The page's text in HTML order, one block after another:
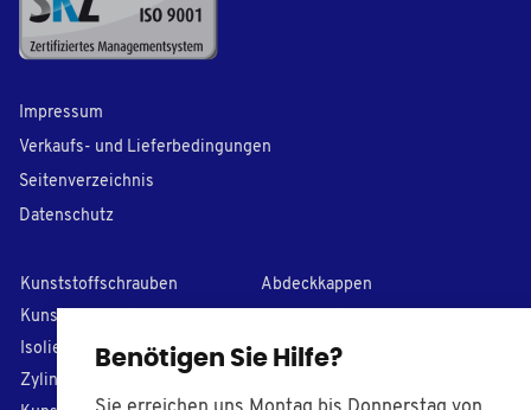
Benötigen Sie Hilfe?
Impressum
Verkaufs- und Lieferbedingungen
Seitenverzeichnis
Datenschutz
Kunststoffschrauben
Abdeckkappen
Kunststoff-Unterlegscheiben
solierhülsen
PVC Kappen
Zylinderstifte